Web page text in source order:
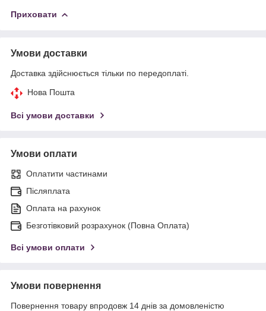
Приховати
Умови доставки
Доставка здійснюється тільки по передоплаті.
Нова Пошта
Всі умови доставки
Умови оплати
Оплатити частинами
Післяплата
Оплата на рахунок
Безготівковий розрахунок (Повна Оплата)
Всі умови оплати
Умови повернення
Повернення товару впродовж 14 днів за домовленістю